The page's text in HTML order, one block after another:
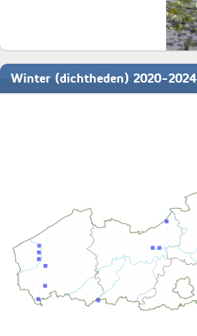
Winter (dichtheden) 2020-2024